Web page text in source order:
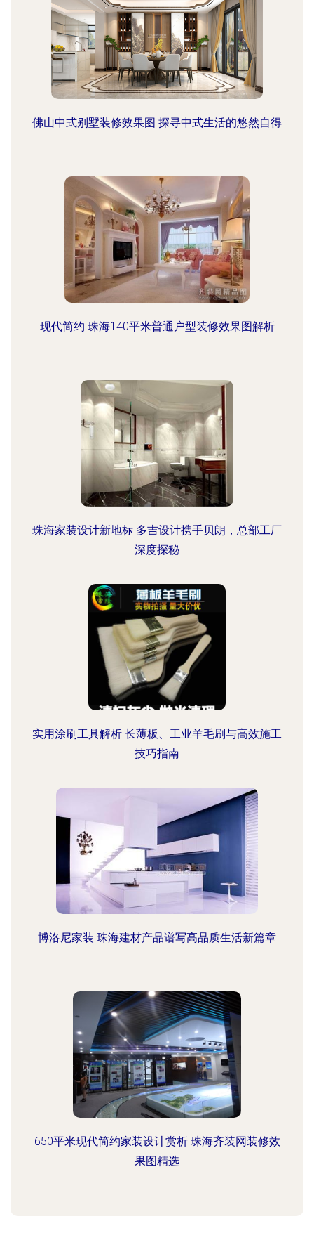
佛山中式别墅装修效果图 探寻中式生活的悠然自得
现代简约 珠海140平米普通户型装修效果图解析
珠海家装设计新地标 多吉设计携手贝朗，总部工厂
深度探秘
实用涂刷工具解析 长薄板、工业羊毛刷与高效施工
技巧指南
博洛尼家装 珠海建材产品谱写高品质生活新篇章
650平米现代简约家装设计赏析 珠海齐装网装修效
果图精选